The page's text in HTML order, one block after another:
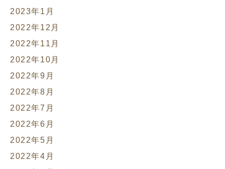
2023年1月
2022年12月
2022年11月
2022年10月
2022年9月
2022年8月
2022年7月
2022年6月
2022年5月
2022年4月